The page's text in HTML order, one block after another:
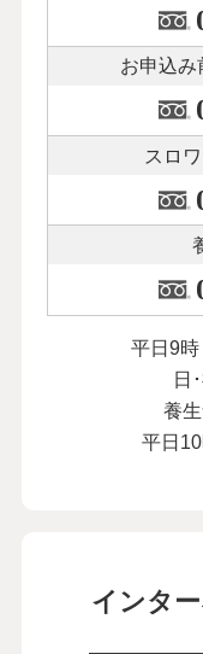
お申込み
スロ
平日9時
日
養
平日
インタ